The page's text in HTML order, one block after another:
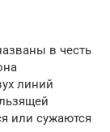
в честь
линий
или сужаются